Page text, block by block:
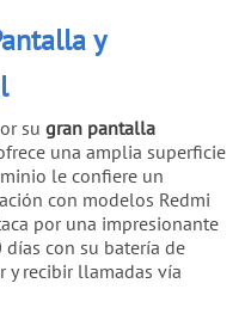
y
su gran pantalla
una amplia superficie
le confiere un
con modelos Redmi
por una impresionante
con su batería de
y recibir llamadas vía